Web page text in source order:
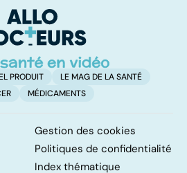
PRODUIT
LE MAG DE LA SANTÉ
MÉDICAMENTS
Gestion des cookies
Politiques de confidentialité
Index thématique